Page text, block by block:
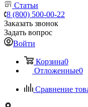
Статьи
8 (800) 500-00-22
Заказать звонок
Задать вопрос
Войти
Корзина0
Отложенные0
Сравнение